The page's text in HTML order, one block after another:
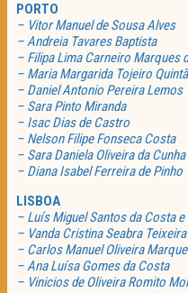
PORTO
– Vitor Manuel de Sousa Alves
– Andreia Tavares Baptista
– Filipa Lima Carneiro Marques
– Maria Margarida Tojeiro
– Daniel Antonio Pereira Lemos
– Sara Pinto Miranda
– Isac Dias de Castro
– Nelson Filipe Fonseca Costa
– Sara Daniela Oliveira da Cunha
– Diana Isabel Ferreira de Pinho
LISBOA
– Luís Miguel Santos da Costa e
– Vanda Cristina Seabra Teixeira
– Carlos Manuel Oliveira
– Ana Luísa Gomes da Costa
– Vinicios de Oliveira Romito